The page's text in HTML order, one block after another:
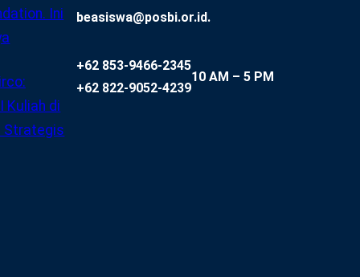
Ini
Kuliah di
Strategis
beasiswa@posbi.or.id.
+62 853-9466-2345
+62 822-9052-4239
10 AM – 5 PM